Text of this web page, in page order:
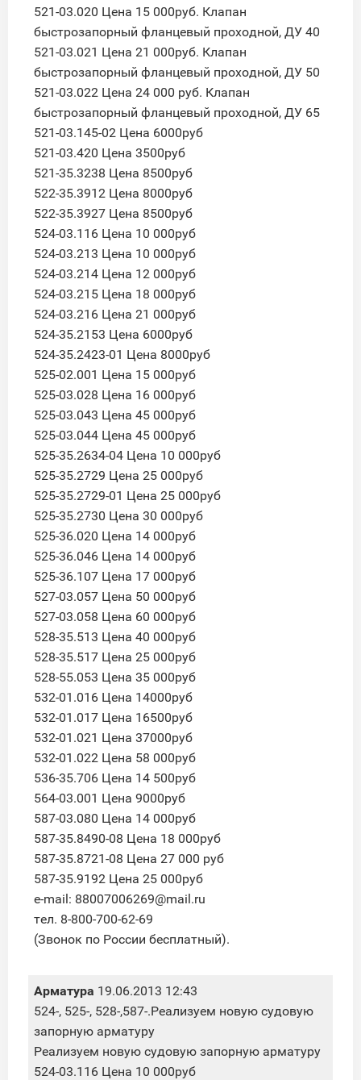
521-03.020 Цена 15 000руб. Клапан
быстрозапорный фланцевый проходной, ДУ 40
521-03.021 Цена 21 000руб. Клапан
быстрозапорный фланцевый проходной, ДУ 50
521-03.022 Цена 24 000 руб. Клапан
быстрозапорный фланцевый проходной, ДУ 65
521-03.145-02 Цена 6000руб
521-03.420 Цена 3500руб
521-35.3238 Цена 8500руб
522-35.3912 Цена 8000руб
522-35.3927 Цена 8500руб
524-03.116 Цена 10 000руб
524-03.213 Цена 10 000руб
524-03.214 Цена 12 000руб
524-03.215 Цена 18 000руб
524-03.216 Цена 21 000руб
524-35.2153 Цена 6000руб
524-35.2423-01 Цена 8000руб
525-02.001 Цена 15 000руб
525-03.028 Цена 16 000руб
525-03.043 Цена 45 000руб
525-03.044 Цена 45 000руб
525-35.2634-04 Цена 10 000руб
525-35.2729 Цена 25 000руб
525-35.2729-01 Цена 25 000руб
525-35.2730 Цена 30 000руб
525-36.020 Цена 14 000руб
525-36.046 Цена 14 000руб
525-36.107 Цена 17 000руб
527-03.057 Цена 50 000руб
527-03.058 Цена 60 000руб
528-35.513 Цена 40 000руб
528-35.517 Цена 25 000руб
528-55.053 Цена 35 000руб
532-01.016 Цена 14000руб
532-01.017 Цена 16500руб
532-01.021 Цена 37000руб
532-01.022 Цена 58 000руб
536-35.706 Цена 14 500руб
564-03.001 Цена 9000руб
587-03.080 Цена 14 000руб
587-35.8490-08 Цена 18 000руб
587-35.8721-08 Цена 27 000 руб
587-35.9192 Цена 25 000руб
e-mail: 88007006269@mail.ru
тел. 8-800-700-62-69
(Звонок по России бесплатный).
Арматура 19.06.2013 12:43
524-, 525-, 528-,587-.Реализуем новую судовую
запорную арматуру
Реализуем новую судовую запорную арматуру
524-03.116 Цена 10 000руб